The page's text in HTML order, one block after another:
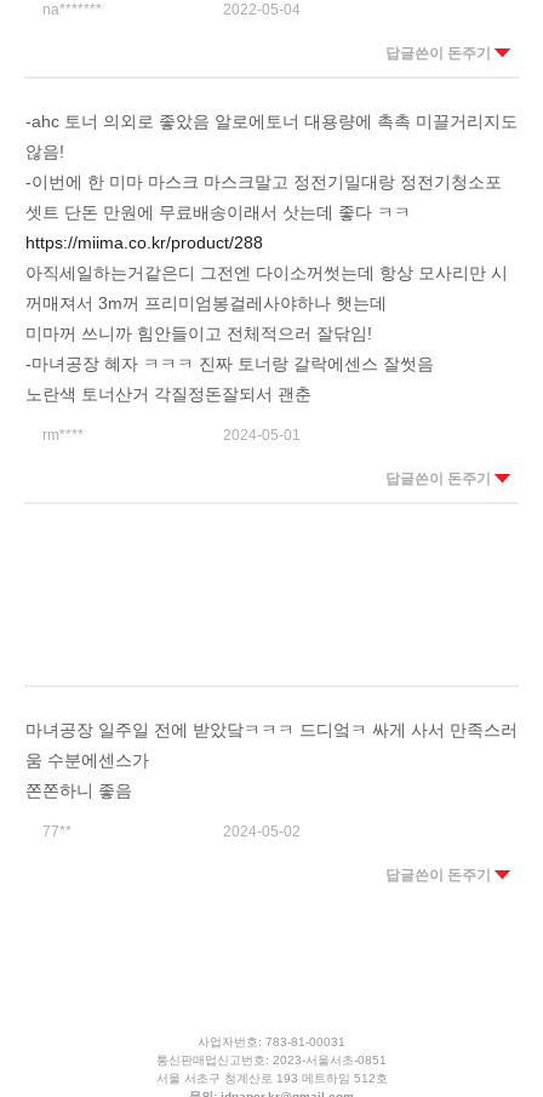
na******* 2022-05-04
답글쓴이 돈주기
-ahc 토너 의외로 좋았음 알로에토너 대용량에 촉촉 미끌거리지도
않음!
-이번에 한 미마 마스크 마스크말고 정전기밀대랑 정전기청소포
셋트 단돈 만원에 무료배송이래서 삿는데 좋다 ㅋㅋ
https://miima.co.kr/product/288
아직세일하는거같은디 그전엔 다이소꺼썻는데 항상 모사리만 시
꺼매져서 3m꺼 프리미엄봉걸레사야하나 햇는데
미마꺼 쓰니까 힘안들이고 전체적으러 잘닦임!
-마녀공장 혜자 ㅋㅋㅋ 진짜 토너랑 갈락에센스 잘썻음
노란색 토너산거 각질정돈잘되서 괜춘
rm**** 2024-05-01
답글쓴이 돈주기
마녀공장 일주일 전에 받았닼ㅋㅋㅋ 드디엌ㅋ 싸게 사서 만족스러
움 수분에센스가
쫀쫀하니 좋음
77** 2024-05-02
답글쓴이 돈주기
사업자번호: 783-81-00031
통신판매업신고번호: 2023-서울서초-0851
서울 서초구 청계산로 193 메트하임 512호